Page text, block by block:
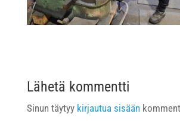
Lähetä kommentti
Sinun täytyy kirjautua sisään